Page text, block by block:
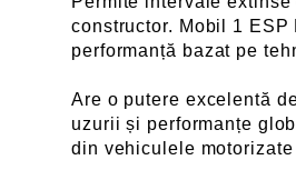
constructor. Mobil 1
performanță bazat pe
Are o putere excelentă
uzurii și performanțe
din vehiculele